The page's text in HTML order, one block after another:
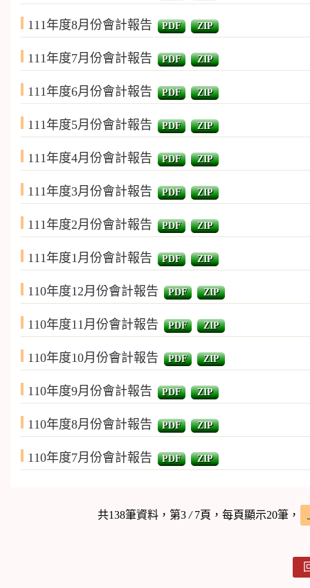
111年度8月份會計報告 PDF ZIP
111年度7月份會計報告 PDF ZIP
111年度6月份會計報告 PDF ZIP
111年度5月份會計報告 PDF ZIP
111年度4月份會計報告 PDF ZIP
111年度3月份會計報告 PDF ZIP
111年度2月份會計報告 PDF ZIP
111年度1月份會計報告 PDF ZIP
110年度12月份會計報告 PDF ZIP
110年度11月份會計報告 PDF ZIP
110年度10月份會計報告 PDF ZIP
110年度9月份會計報告 PDF ZIP
110年度8月份會計報告 PDF ZIP
110年度7月份會計報告 PDF ZIP
共138筆資料，第3 /7頁，每頁顯示20筆，